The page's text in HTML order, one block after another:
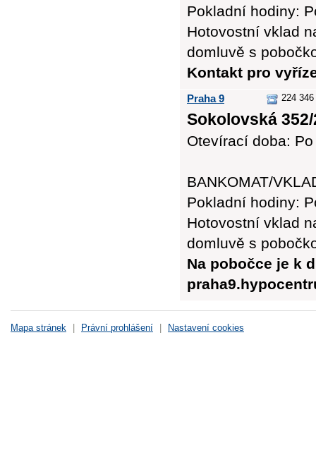
Pokladní hodiny:
Hotovostní vklad
domluvě s
Kontakt pro
Praha 9 224
Sokolovská 352/
Otevírací doba:
BANKOMAT/
Pokladní hodiny:
Hotovostní vklad
domluvě s
Na pobočce je k
Mapa stránek Právní prohlášení Nastavení cookies